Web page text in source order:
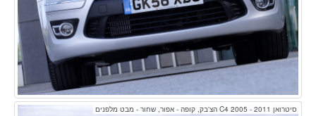
סיטרואן C4 2005 - 2011 הצ'בק, קופה - אפור, שחור - מבט מלפנים